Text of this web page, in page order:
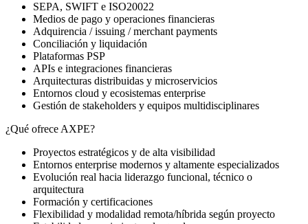
SEPA, SWIFT e ISO20022
Medios de pago y operaciones financieras
Adquirencia / issuing / merchant payments
Conciliación y liquidación
Plataformas PSP
APIs e integraciones financieras
Arquitecturas distribuidas y microservicios
Entornos cloud y ecosistemas enterprise
Gestión de stakeholders y equipos multidisciplinares
¿Qué ofrece AXPE?
Proyectos estratégicos y de alta visibilidad
Entornos enterprise modernos y altamente especializados
Evolución real hacia liderazgo funcional, técnico o
arquitectura
Formación y certificaciones
Flexibilidad y modalidad remota/híbrida según proyecto